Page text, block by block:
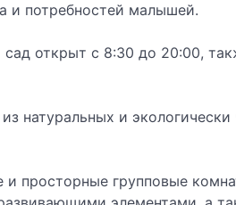
и потребностей малышей.
открыт с 8:30 до 20:00,
натуральных и
просторные групповые